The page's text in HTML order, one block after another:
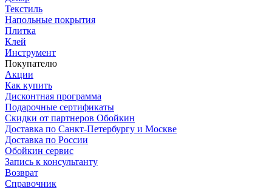
Текстиль
Напольные покрытия
Плитка
Клей
Инструмент
Покупателю
Акции
Как купить
Дисконтная программа
Подарочные сертификаты
Скидки от партнеров Обойкин
Доставка по Санкт-Петербургу и Москве
Доставка по России
Обойкин сервис
Запись к консультанту
Возврат
Справочник